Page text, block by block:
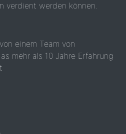
verdient werden können.
einem Team von
mehr als 10 Jahre Erfahrung